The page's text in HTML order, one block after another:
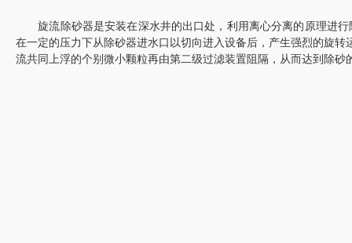
旋流除砂器是安装在深水井的出口处，利用离心分离的原理进行
在一定的压力下从除砂器进水口以切向进入设备后，产生强烈的旋
流共同上浮的个别微小颗粒再由第二级过滤装置阻隔，从而达到除